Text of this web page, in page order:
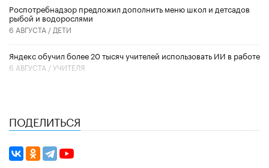
Роспотребнадзор предложил дополнить меню школ и детсадов
рыбой и водорослями
6 АВГУСТА / ДЕТИ
​Яндекс обучил более 20 тысяч учителей использовать ИИ в работе
6 АВГУСТА /УЧИТЕЛЯ
ПОДЕЛИТЬСЯ